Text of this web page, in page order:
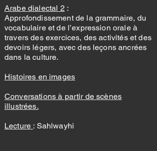
Arabe dialectal 2 :
Approfondissement de la grammaire, du
vocabulaire et de l’expression orale à
travers des exercices, des activités et des
devoirs légers, avec des leçons ancrées
dans la culture.
Histoires en images
Conversations à partir de scènes
illustrées.
Lecture : Sahlwayhi